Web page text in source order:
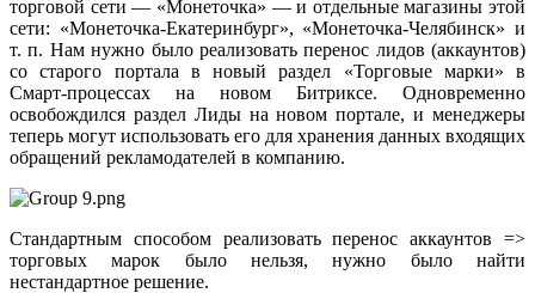
торговой сети — «Монеточка» — и отдельные магазины этой
сети: «Монеточка-Екатеринбург», «Монеточка-Челябинск» и
т. п. Нам нужно было реализовать перенос лидов (аккаунтов)
со старого портала в новый раздел «Торговые марки» в
Смарт-процессах на новом Битриксе. Одновременно
освобождился раздел Лиды на новом портале, и менеджеры
теперь могут использовать его для хранения данных входящих
обращений рекламодателей в компанию.
Стандартным способом реализовать перенос аккаунтов =>
торговых марок было нельзя, нужно было найти
нестандартное решение.